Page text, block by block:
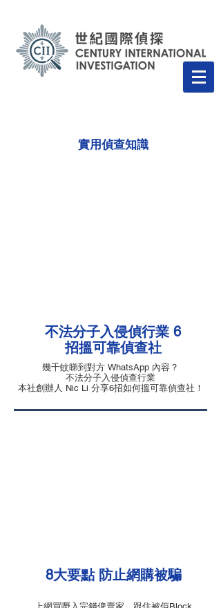
​實用偵查知識
不法分子入侵偵行業 6
招搵可靠偵查社
幾千蚊睇到對方 WhatsApp 內容？
不法分子入侵偵查行業
本社創辦人 Nic Li 分享6招如何搵可靠偵查社！
8大要點 防止網購被騙